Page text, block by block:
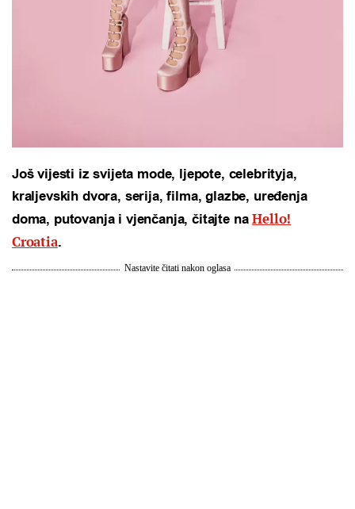
Još vijesti iz svijeta mode, ljepote, celebrityja,
kraljevskih dvora, serija, filma, glazbe, uređenja
doma, putovanja i vjenčanja, čitajte naHello!
Croatia.
Nastavite čitati nakon oglasa